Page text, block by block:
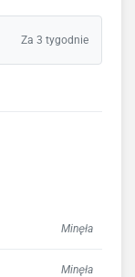
Za 3 tygodnie
Minęła
Minęła